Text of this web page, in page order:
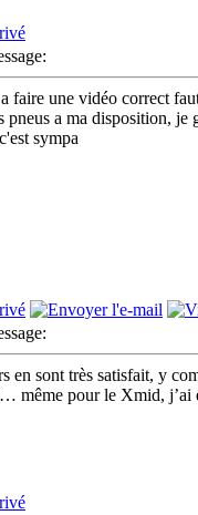
faire une vidéo correct
a ma disposition, je
sympa
sont très satisfait, y
même pour le Xmid,